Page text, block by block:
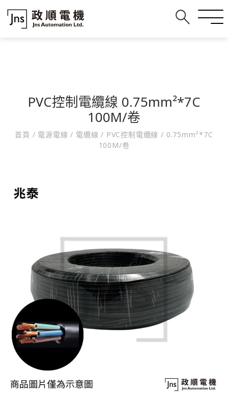
PVC控制電纜線 0.75mm²*7C
100M/卷
首頁 / 電源電線/ 電纜線/ PVC控制電纜線/ 0.75mm²*7C
100M/卷